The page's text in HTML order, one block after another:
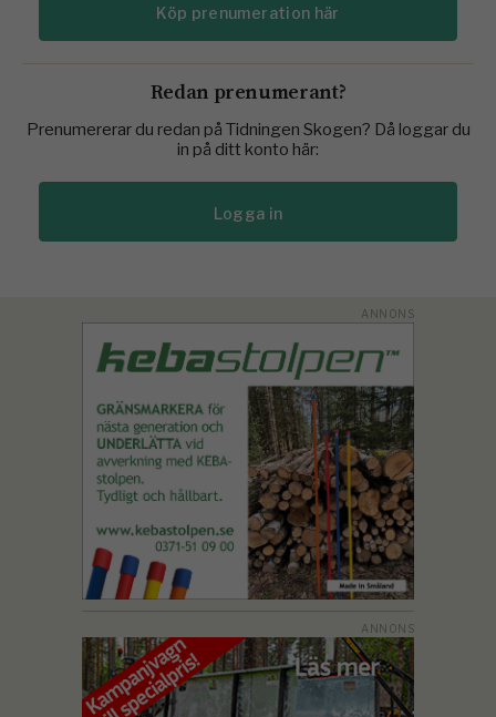
Köp prenumeration här
Redan prenumerant?
Prenumererar du redan på Tidningen Skogen? Då loggar du
in på ditt konto här:
Logga in